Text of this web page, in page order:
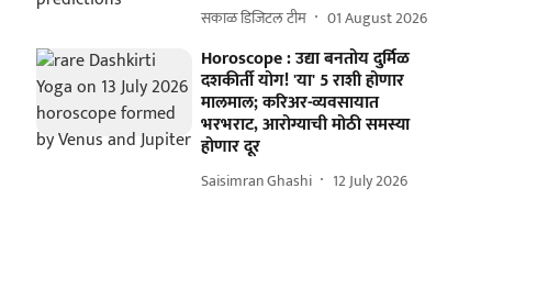
सकाळ डिजिटल टीम 01 August 2026
Horoscope : उद्या बनतोय दुर्मिळ
दशकीर्ती योग! 'या' 5 राशी होणार
मालमाल; करिअर-व्यवसायात
भरभराट, आरोग्याची मोठी समस्या
होणार दूर
Saisimran Ghashi 12 July 2026